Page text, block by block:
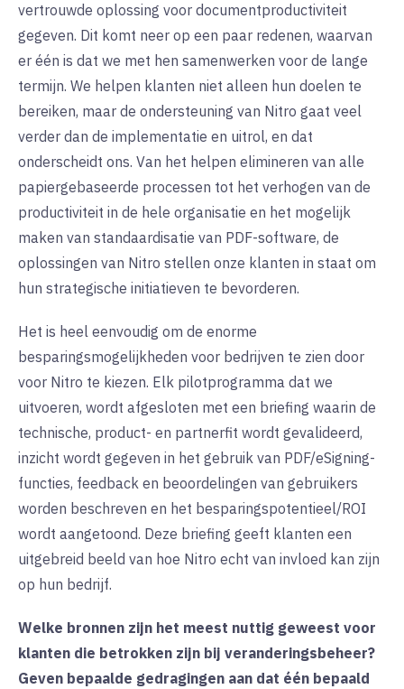
vertrouwde oplossing voor documentproductiviteit
gegeven. Dit komt neer op een paar redenen, waarvan
er één is dat we met hen samenwerken voor de lange
termijn. We helpen klanten niet alleen hun doelen te
bereiken, maar de ondersteuning van Nitro gaat veel
verder dan de implementatie en uitrol, en dat
onderscheidt ons. Van het helpen elimineren van alle
papiergebaseerde processen tot het verhogen van de
productiviteit in de hele organisatie en het mogelijk
maken van standaardisatie van PDF-software, de
oplossingen van Nitro stellen onze klanten in staat om
hun strategische initiatieven te bevorderen.
Het is heel eenvoudig om de enorme
besparingsmogelijkheden voor bedrijven te zien door
voor Nitro te kiezen. Elk pilotprogramma dat we
uitvoeren, wordt afgesloten met een briefing waarin de
technische, product- en partnerfit wordt gevalideerd,
inzicht wordt gegeven in het gebruik van PDF/eSigning-
functies, feedback en beoordelingen van gebruikers
worden beschreven en het besparingspotentieel/ROI
wordt aangetoond. Deze briefing geeft klanten een
uitgebreid beeld van hoe Nitro echt van invloed kan zijn
op hun bedrijf. ‍
Welke bronnen zijn het meest nuttig geweest voor
klanten die betrokken zijn bij veranderingsbeheer?
Geven bepaalde gedragingen aan dat één bepaald